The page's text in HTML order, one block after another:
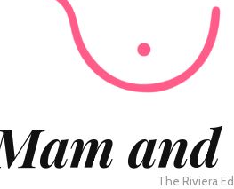
The Riviera